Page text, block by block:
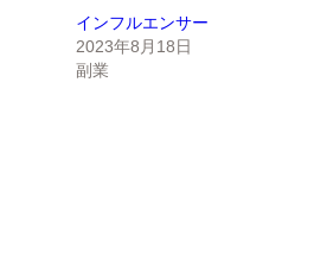
インフルエンサー
2023年8月18日
副業